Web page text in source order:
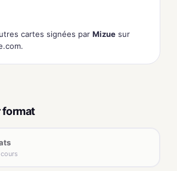
cartes signées par Mizue sur
format